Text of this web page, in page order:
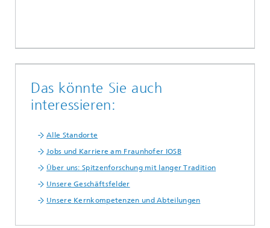
Das könnte Sie auch
interessieren:
Alle Standorte
Jobs und Karriere am Fraunhofer IOSB
Über uns: Spitzenforschung mit langer Tradition
Unsere Geschäftsfelder
Unsere Kernkompetenzen und Abteilungen